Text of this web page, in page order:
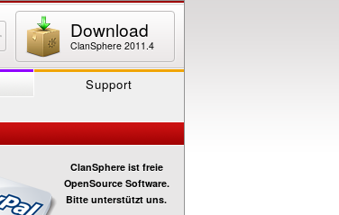
Download
ClanSphere 2011.4
Support
ClanSphere ist freie
OpenSource Software.
Bitte unterstützt uns.